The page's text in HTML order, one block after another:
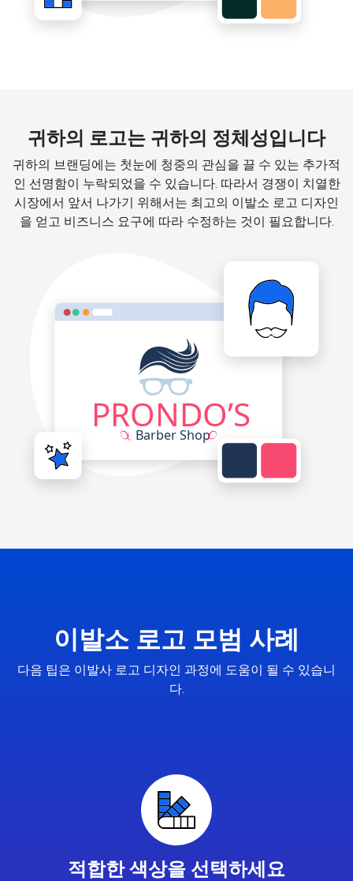
귀하의 로고는 귀하의 정체성입니다
귀하의 브랜딩에는 첫눈에 청중의 관심을 끌 수 있는 추가적
인 선명함이 누락되었을 수 있습니다. 따라서 경쟁이 치열한
시장에서 앞서 나가기 위해서는 최고의 이발소 로고 디자인
을 얻고 비즈니스 요구에 따라 수정하는 것이 필요합니다.
이발소 로고 모범 사례
다음 팁은 이발사 로고 디자인 과정에 도움이 될 수 있습니
다.
적합한 색상을 선택하세요